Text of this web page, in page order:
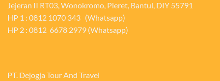
Jejeran II RT03, Wonokromo, Pleret, Bantul, DIY 55791
HP 1 : 0812 1070 343 (Whatsapp)
HP 2 : 0812 6678 2979 (Whatsapp)
PT. Dejogja Tour And Travel